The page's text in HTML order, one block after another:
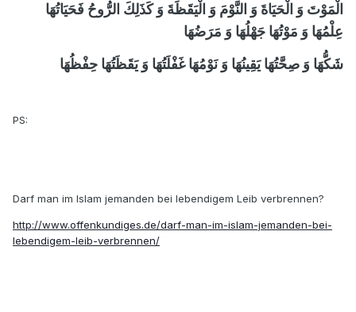
الْمَوْتَ وَ الْحَيَاةَ وَ النَّوْمَ وَ الْيَقَظَةَ وَ كَذَلِكَ الرُّوحُ فَحَيَاتُهَا
عِلْمُهَا وَ مَوْتُهَا جَهْلُهَا وَ مَرَضُهَا
شَكُّهَا وَ صِحَّتُهَا يَقِينُهَا وَ نَوْمُهَا غَفْلَتُهَا وَ يَقَظَتُهَا حِفْظُهَا
PS:
Darf man im Islam jemanden bei lebendigem Leib verbrennen?
http://www.offenkundiges.de/darf-man-im-islam-jemanden-bei-
lebendigem-leib-verbrennen/